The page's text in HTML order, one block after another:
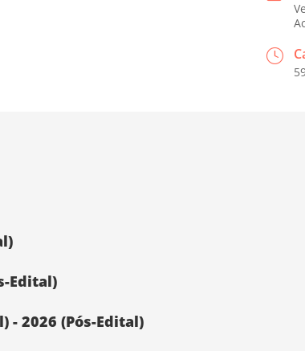
Edital)
- 2026 (Pós-Edital)